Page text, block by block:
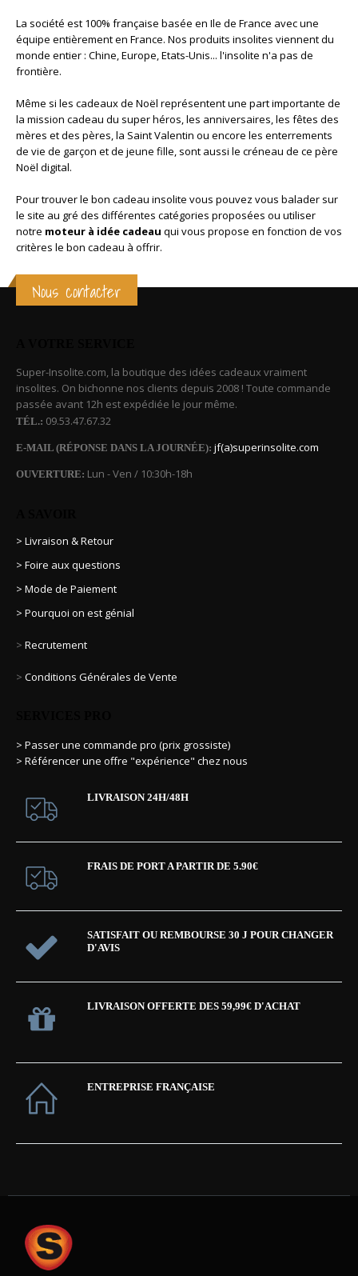
La société est 100% française basée en Ile de France avec une
équipe entièrement en France. Nos produits insolites viennent du
monde entier : Chine, Europe, Etats-Unis... l'insolite n'a pas de
frontière.
Même si les cadeaux de Noël représentent une part importante de
la mission cadeau du super héros, les anniversaires, les fêtes des
mères et des pères, la Saint Valentin ou encore les enterrements
de vie de garçon et de jeune fille, sont aussi le créneau de ce père
Noël digital.
Pour trouver le bon cadeau insolite vous pouvez vous balader sur
le site au gré des différentes catégories proposées ou utiliser
notre moteur à idée cadeau qui vous propose en fonction de vos
critères le bon cadeau à offrir.
Nous contacter
Super-Insolite.com, la boutique des idées cadeaux vraiment
insolites. On bichonne nos clients depuis 2008 ! Toute commande
passée avant 12h est expédiée le jour même.
TÉL.: 09.53.47.67.32
E-MAIL (RÉPONSE DANS LA JOURNÉE): jf(a)superinsolite.com
OUVERTURE: Lun - Ven / 10:30h-18h
> Livraison & Retour
> Foire aux questions
> Mode de Paiement
> Pourquoi on est génial
> Recrutement
> Conditions Générales de Vente
> Passer une commande pro (prix grossiste)
> Référencer une offre "expérience" chez nous
LIVRAISON 24H/48H
FRAIS DE PORT A PARTIR DE 5.90€
SATISFAIT OU REMBOURSE 30 J POUR CHANGER
D'AVIS
LIVRAISON OFFERTE DES 59,99€ D'ACHAT
ENTREPRISE FRANÇAISE